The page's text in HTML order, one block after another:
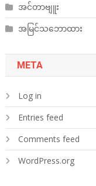
အင်တာဗျူး
အမြင်သဘောထား
META
Log in
Entries feed
Comments feed
WordPress.org